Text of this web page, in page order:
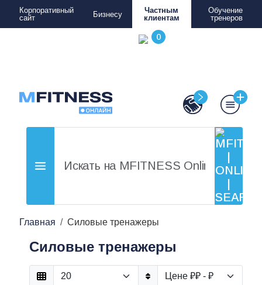
Корпоративный
сайт
Бизнесу
Частным
клиентам
Обучение
тренеров
Главная Силовые тренажеры
Силовые тренажеры